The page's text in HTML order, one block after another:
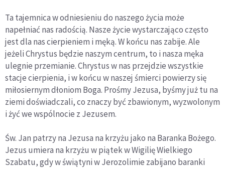
Ta tajemnica w odniesieniu do naszego życia może
napełniać nas radością. Nasze życie wystarczająco często
jest dla nas cierpieniem i męką. W końcu nas zabije. Ale
jeżeli Chrystus będzie naszym centrum, to i nasza męka
ulegnie przemianie. Chrystus w nas przejdzie wszystkie
stacje cierpienia, i w końcu w naszej śmierci powierzy się
miłosiernym dłoniom Boga. Prośmy Jezusa, byśmy już tu na
ziemi doświadczali, co znaczy być zbawionym, wyzwolonym
i żyć we wspólnocie z Jezusem.
Św. Jan patrzy na Jezusa na krzyżu jako na Baranka Bożego.
Jezus umiera na krzyżu w piątek w Wigilię Wielkiego
Szabatu, gdy w świątyni w Jerozolimie zabijano baranki